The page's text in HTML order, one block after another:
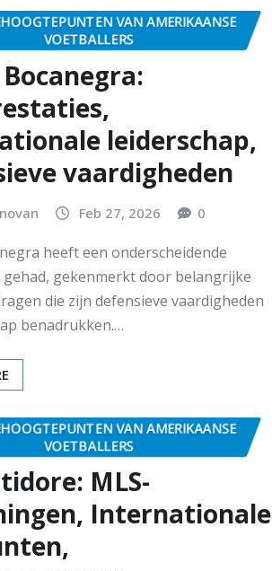
VAN AMERIKAANSE
VOETBALLERS
leiderschap,
vaardigheden
Feb 27, 2026 0
heeft een onderscheidende
gekenmerkt door belangrijke
die zijn defensieve vaardigheden
benadrukken.…
VAN AMERIKAANSE
VOETBALLERS
MLS-
Internationale